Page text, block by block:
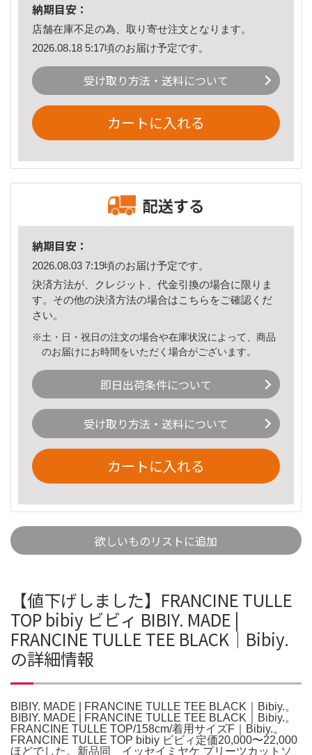
納期目安：
店舗在庫不足の為、取り寄せ注文となります。
2026.08.18 5:17頃のお届け予定です。
受け取り方法・送料について
カートに入れる
配送する
納期目安：
2026.08.03 7:19頃のお届け予定です。
決済方法が、クレジット、代金引換の場合に限りま
す。その他の決済方法の場合はこちら をご確認くだ
さい。
※土・日・祝日の注文の場合や在庫状況によって、商品
のお届けにお時間をいただく場合がございます。
即日出荷条件について
受け取り方法・送料について
カートに入れる
欲しいものリストに追加
【値下げしました】FRANCINE TULLE
TOP bibiy ビビィ BIBIY. MADE |
FRANCINE TULLE TEE BLACK｜Bibiy.
の詳細情報
BIBIY. MADE | FRANCINE TULLE TEE BLACK｜Bibiy.。
BIBIY. MADE | FRANCINE TULLE TEE BLACK｜Bibiy.。
FRANCINE TULLE TOP/158cm/着用サイズF｜Bibiy.。
FRANCINE TULLE TOP bibiy ビビィ定価20,000〜22,000
ほどでした。新品同 イッセイミヤケ プリーツカットソ